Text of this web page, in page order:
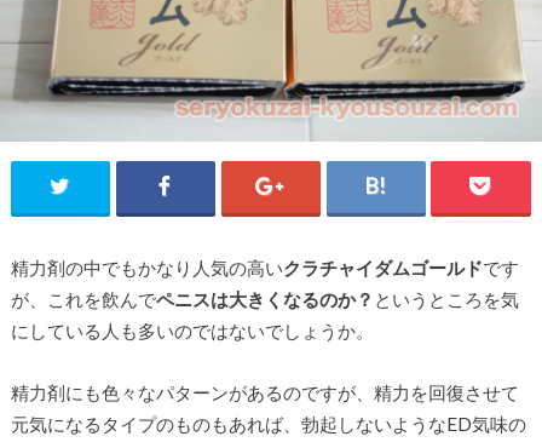
精力剤の中でもかなり人気の高いクラチャイダムゴールドです
が、これを飲んでペニスは大きくなるのか？ というところを気
にしている人も多いのではないでしょうか。
精力剤にも色々なパターンがあるのですが、精力を回復させて
元気になるタイプのものもあれば、勃起しないようなED気味の